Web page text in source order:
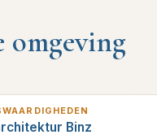
omgeving
Binz